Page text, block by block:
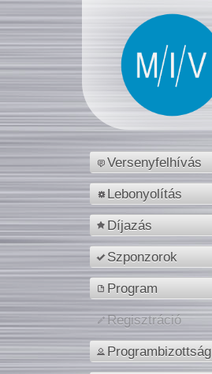
Versenyfelhívás
Lebonyolítás
Díjazás
Szponzorok
Program
Regisztráció
Programbizottság